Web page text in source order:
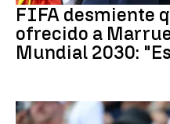
FIFA desmiente
ofrecido a
Mundial 2030: